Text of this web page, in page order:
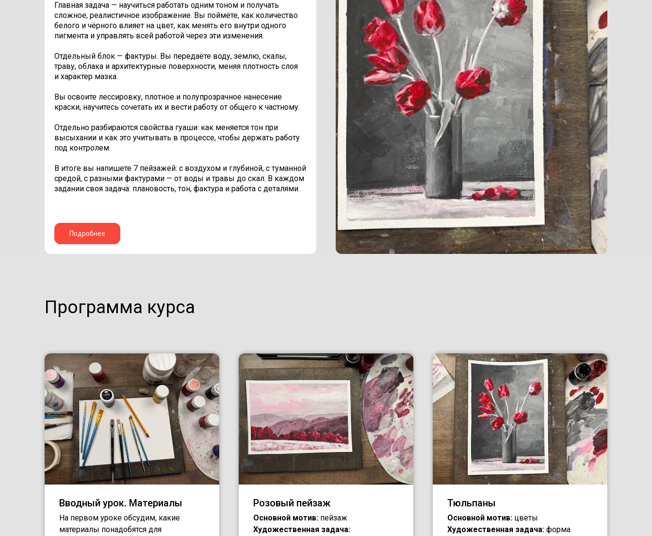
Главная задача — научиться работать одним тоном и получать
сложное, реалистичное изображение. Вы поймёте, как количество
белого и чёрного влияет на цвет, как менять его внутри одного
пигмента и управлять всей работой через эти изменения.
Отдельный блок — фактуры. Вы передаёте воду, землю, скалы,
траву, облака и архитектурные поверхности, меняя плотность слоя
и характер мазка.
Вы освоите лессировку, плотное и полупрозрачное нанесение
краски, научитесь сочетать их и вести работу от общего к частному.
Отдельно разбираются свойства гуаши: как меняется тон при
высыхании и как это учитывать в процессе, чтобы держать работу
под контролем.
В итоге вы напишете 7 пейзажей: с воздухом и глубиной, с туманной
средой, с разными фактурами — от воды и травы до скал. В каждом
задании своя задача: плановость, тон, фактура и работа с деталями.
Подробнее
Программа курса
Вводный урок. Материалы
На первом уроке обсудим, какие
материалы понадобятся для
Розовый пейзаж
Основной мотив: пейзаж
Художественная задача:
Тюльпаны
Основной мотив: цветы
Художественная задача: форма